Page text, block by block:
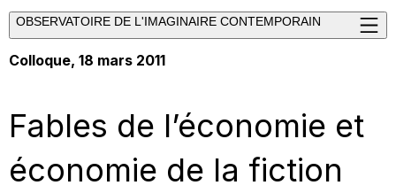
OBSERVATOIRE DE L'IMAGINAIRE CONTEMPORAIN
Colloque, 18 mars 2011
Fables de l’économie et
économie de la fiction